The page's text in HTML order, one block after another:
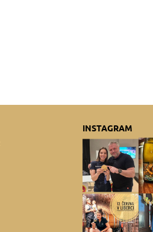
INSTAGRAM